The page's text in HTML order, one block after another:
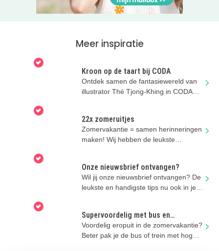
Meer inspiratie
Kroon op de taart bij CODA
Ontdek samen de fantasiewereld van
illustrator Thé Tjong-Khing in CODA
22x zomeruitjes
Zomervakantie = samen herinneringen
maken! Wij hebben de leukste
Onze nieuwsbrief ontvangen?
Wil jij onze nieuwsbrief ontvangen? De
leukste en handigste tips nu ook in je
Supervoordelig met bus en
regionale trein
Voordelig eropuit in de zomervakantie?
Beter pak je de bus of trein met hoge